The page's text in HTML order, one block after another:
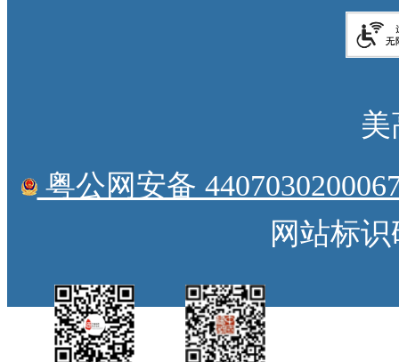
美
粤公网安备
网站标识